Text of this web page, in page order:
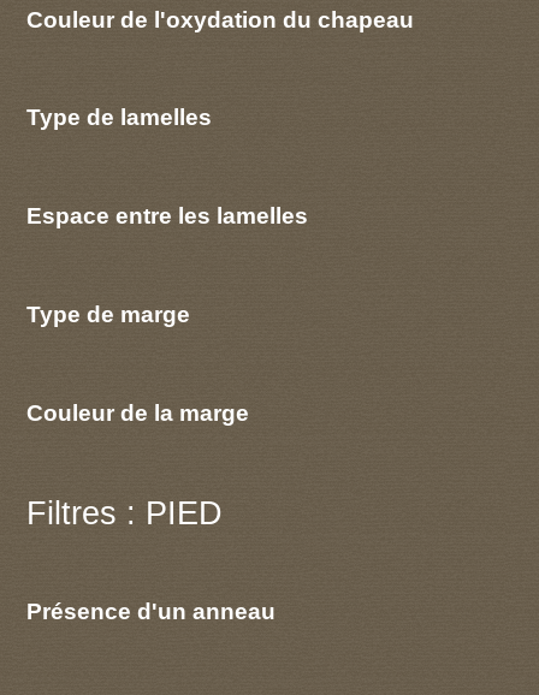
Couleur de l'oxydation du chapeau
Type de lamelles
Espace entre les lamelles
Type de marge
Couleur de la marge
Filtres : PIED
Présence d'un anneau